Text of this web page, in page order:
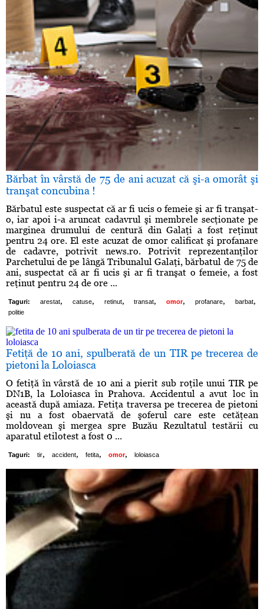
Bărbat în vârstă de 75 de ani acuzat că şi-a omorât şi
tranşat concubina !
Bărbatul este suspectat că ar fi ucis o femeie şi ar fi tranşat-
o, iar apoi i-a aruncat cadavrul şi membrele secţionate pe
marginea drumului de centură din Galaţi a fost reţinut
pentru 24 ore. El este acuzat de omor calificat şi profanare
de cadavre, potrivit news.ro. Potrivit reprezentanţilor
Parchetului de pe lângă Tribunalul Galaţi, bărbatul de 75 de
ani, suspectat că ar fi ucis şi ar fi tranşat o femeie, a fost
reţinut pentru 24 de ore ...
Taguri: arestat, catuse, retinut, transat, omor, profanare, barbat,
politie
Fetiţă de 10 ani, spulberată de un TIR pe trecerea de
pietoni la Loloiasca
O fetiţă în vârstă de 10 ani a pierit sub roţile unui TIR pe
DN1B, la Loloiasca în Prahova. Accidentul a avut loc în
această după amiaza. Fetiţa traversa pe trecerea de pietoni
şi nu a fost obaervată de şoferul care este cetăţean
moldovean şi mergea spre Buzău Rezultatul testării cu
aparatul etilotest a fost 0 ...
Taguri: tir, accident, fetita, omor, loloiasca